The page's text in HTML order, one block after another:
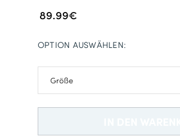
89.99€
2-3 Jahre
OPTION AUSWÄHLEN: